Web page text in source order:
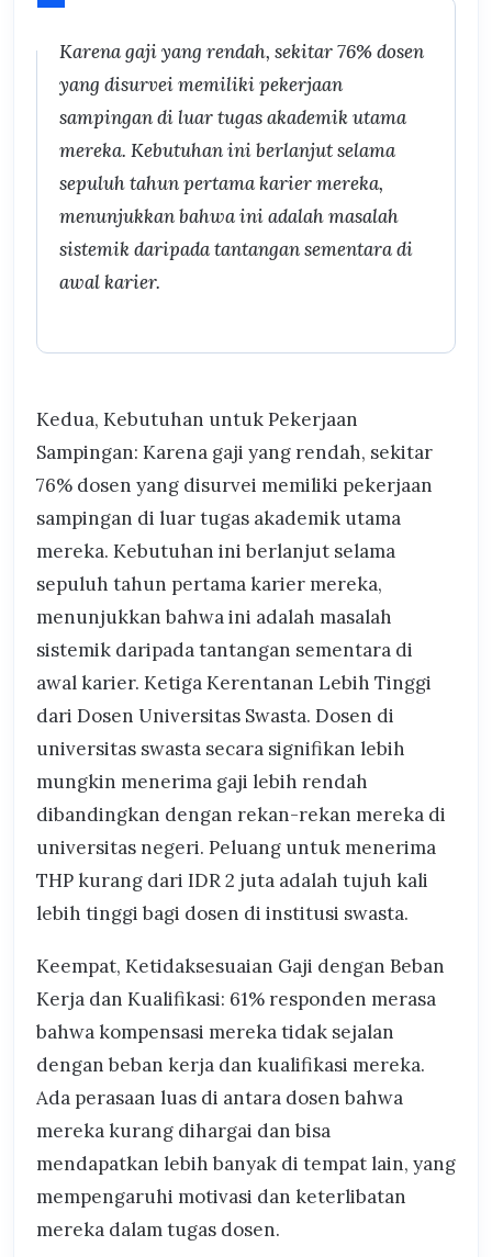
Karena gaji yang rendah, sekitar 76% dosen
yang disurvei memiliki pekerjaan
sampingan di luar tugas akademik utama
mereka. Kebutuhan ini berlanjut selama
sepuluh tahun pertama karier mereka,
menunjukkan bahwa ini adalah masalah
sistemik daripada tantangan sementara di
awal karier.
Kedua, Kebutuhan untuk Pekerjaan
Sampingan: Karena gaji yang rendah, sekitar
76% dosen yang disurvei memiliki pekerjaan
sampingan di luar tugas akademik utama
mereka. Kebutuhan ini berlanjut selama
sepuluh tahun pertama karier mereka,
menunjukkan bahwa ini adalah masalah
sistemik daripada tantangan sementara di
awal karier. Ketiga Kerentanan Lebih Tinggi
dari Dosen Universitas Swasta. Dosen di
universitas swasta secara signifikan lebih
mungkin menerima gaji lebih rendah
dibandingkan dengan rekan-rekan mereka di
universitas negeri. Peluang untuk menerima
THP kurang dari IDR 2 juta adalah tujuh kali
lebih tinggi bagi dosen di institusi swasta.
Keempat, Ketidaksesuaian Gaji dengan Beban
Kerja dan Kualifikasi: 61% responden merasa
bahwa kompensasi mereka tidak sejalan
dengan beban kerja dan kualifikasi mereka.
Ada perasaan luas di antara dosen bahwa
mereka kurang dihargai dan bisa
mendapatkan lebih banyak di tempat lain, yang
mempengaruhi motivasi dan keterlibatan
mereka dalam tugas dosen.